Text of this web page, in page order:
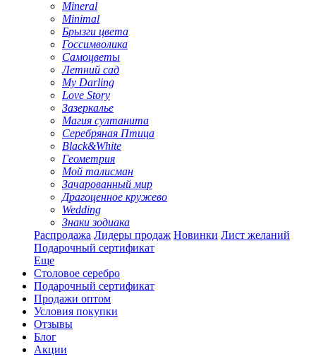
Mineral
Minimal
Брызги цвета
Госсимволика
Самоцветы
Летний сад
My Darling
Love Story
Зазеркалье
Магия султанита
Серебряная Птица
Black&White
Геометрия
Мой талисман
Зачарованный мир
Драгоценное кружево
Wedding
Знаки зодиака
Распродажа Лидеры продаж Новинки Лист желаний
Подарочный сертификат
Еще
Столовое серебро
Подарочный сертификат
Продажи оптом
Условия покупки
Отзывы
Блог
Акции